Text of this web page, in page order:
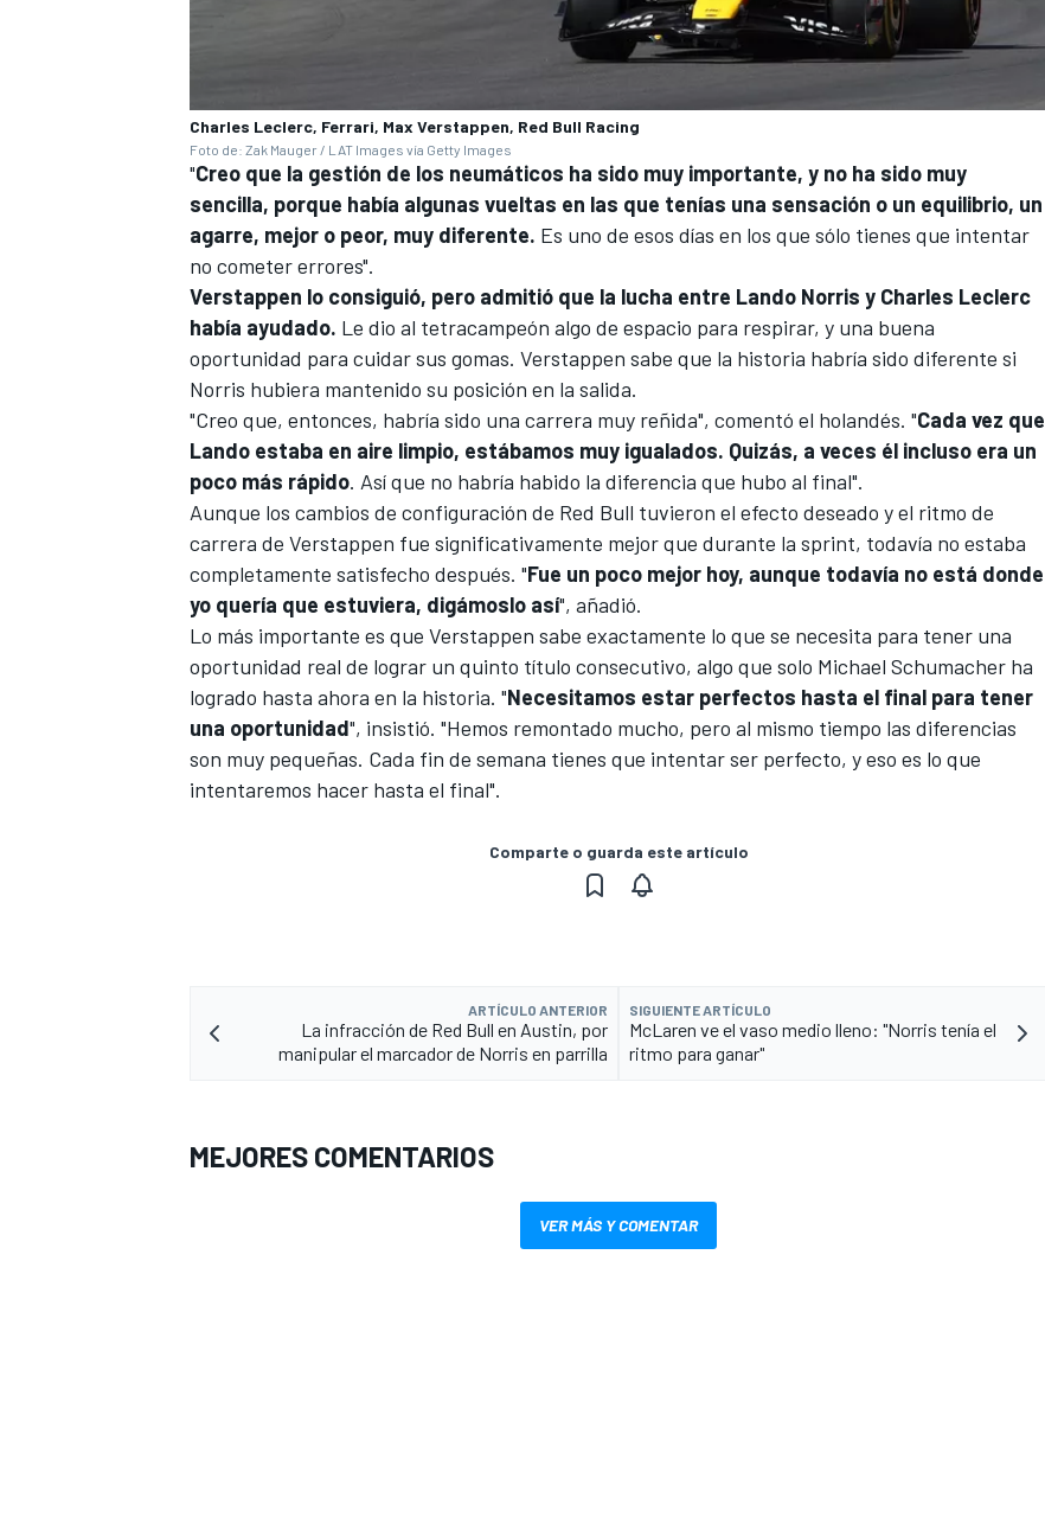
Charles Leclerc, Ferrari, Max Verstappen, Red Bull Racing
Foto de: Zak Mauger / LAT Images vía Getty Images
"Creo que la gestión de los neumáticos ha sido muy importante, y no ha sido muy
sencilla, porque había algunas vueltas en las que tenías una sensación o un equilibrio, un
agarre, mejor o peor, muy diferente. Es uno de esos días en los que sólo tienes que intentar
no cometer errores".
Verstappen lo consiguió, pero admitió que la lucha entre Lando Norris y Charles Leclerc
había ayudado. Le dio al tetracampeón algo de espacio para respirar, y una buena
oportunidad para cuidar sus gomas. Verstappen sabe que la historia habría sido diferente si
Norris hubiera mantenido su posición en la salida.
"Creo que, entonces, habría sido una carrera muy reñida", comentó el holandés. "Cada vez que
Lando estaba en aire limpio, estábamos muy igualados. Quizás, a veces él incluso era un
poco más rápido. Así que no habría habido la diferencia que hubo al final".
Aunque los cambios de configuración de Red Bull tuvieron el efecto deseado y el ritmo de
carrera de Verstappen fue significativamente mejor que durante la sprint, todavía no estaba
completamente satisfecho después. "Fue un poco mejor hoy, aunque todavía no está donde
yo quería que estuviera, digámoslo así", añadió.
Lo más importante es que Verstappen sabe exactamente lo que se necesita para tener una
oportunidad real de lograr un quinto título consecutivo, algo que solo Michael Schumacher ha
logrado hasta ahora en la historia. "Necesitamos estar perfectos hasta el final para tener
una oportunidad", insistió. "Hemos remontado mucho, pero al mismo tiempo las diferencias
son muy pequeñas. Cada fin de semana tienes que intentar ser perfecto, y eso es lo que
intentaremos hacer hasta el final".
Comparte o guarda este artículo
ARTÍCULO ANTERIOR
La infracción de Red Bull en Austin, por
manipular el marcador de Norris en parrilla
SIGUIENTE ARTÍCULO
McLaren ve el vaso medio lleno: "Norris tenía el
ritmo para ganar"
MEJORES COMENTARIOS
VER MÁS Y COMENTAR